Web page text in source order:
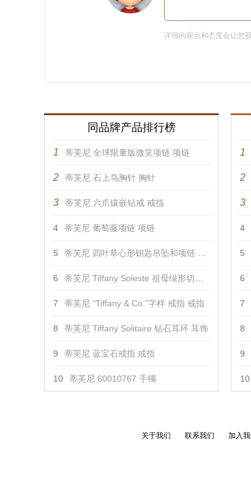
详细的观点和态度会让您
同品牌产品排行榜
1 蒂芙尼 全球限量版微笑项链 项链
2 蒂芙尼 石上鸟胸针 胸针
3 蒂芙尼 六爪镶嵌钻戒 戒指
4 蒂芙尼 葡萄藤项链 项链
5 蒂芙尼 四叶草心形钥匙吊坠和项链 吊坠
6 蒂芙尼 Tiffany Soleste 祖母绿形切割钻戒 戒指
7 蒂芙尼 “Tiffany & Co.”字样 戒指 戒指
8 蒂芙尼 Tiffany Solitaire 钻石耳环 耳饰
9 蒂芙尼 蓝宝石戒指 戒指
10 蒂芙尼 60010767 手镯
1
2
3
4
5
6
7
8
9
10
关于我们 联系我们 加入